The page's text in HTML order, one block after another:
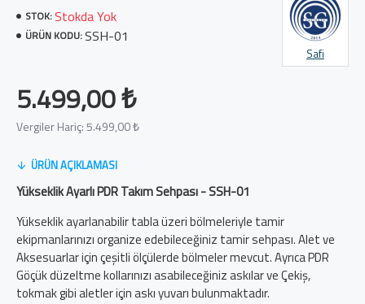
STOK:Stokda Yok
ÜRÜN KODU:SSH-01
Safi
5.499,00 ₺
Vergiler Hariç: 5.499,00 ₺
ÜRÜN AÇIKLAMASI
Yükseklik Ayarlı PDR Takım Sehpası - SSH-01
Yükseklik ayarlanabilir tabla üzeri bölmeleriyle tamir
ekipmanlarınızı organize edebileceğiniz tamir sehpası. Alet ve
Aksesuarlar için çeşitli ölçülerde bölmeler mevcut. Ayrıca PDR
Göçük düzeltme kollarınızı asabileceğiniz askılar ve Çekiş,
tokmak gibi aletler için askı yuvarı bulunmaktadır.